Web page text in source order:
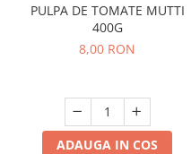
PULPA DE TOMATE MUTTI
400G
8,00 RON
ADAUGA IN COS